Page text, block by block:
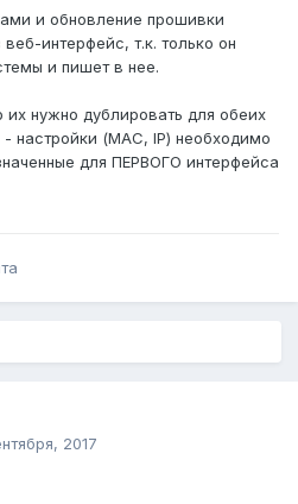
и обновление прошивки
интерфейс, т.к. только он
и пишет в нее.
нужно дублировать для обеих
настройки (MAC, IP) необходимо
для ПЕРВОГО интерфейса
2017